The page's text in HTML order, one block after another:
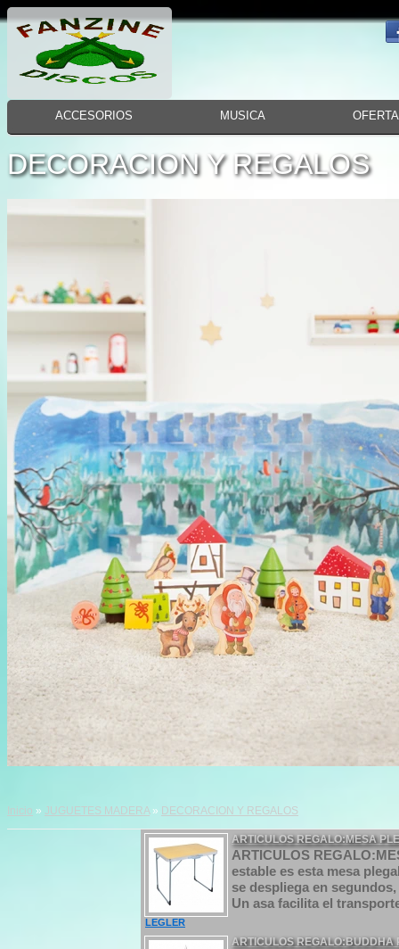
ACCESORIOS MUSICA
DECORACION Y REGALOS
Inicio » JUGUETES MADERA» DECORACION Y REGALOS
ARTICULOS REGALO:MESA
ARTICULOS
estable es esta mesa
se despliega en
Un asa facilita el
LEGLER
ARTICULOS REGALO:BUDDHA